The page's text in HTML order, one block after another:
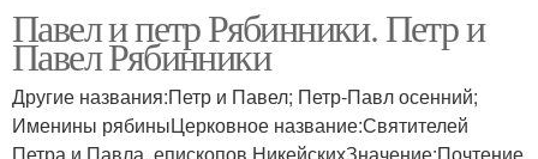
Павел и петр Рябинники. Петр и
Павел Рябинники
Другие названия:Петр и Павел; Петр-Павл осенний;
Именины рябиныЦерковное название:Святителей